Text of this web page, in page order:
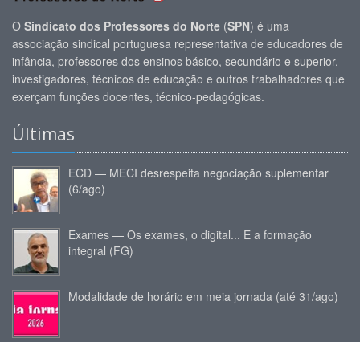
O Sindicato dos Professores do Norte (SPN) é uma
associação sindical portuguesa representativa de educadores de
infância, professores dos ensinos básico, secundário e superior,
investigadores, técnicos de educação e outros trabalhadores que
exerçam funções docentes, técnico-pedagógicas.
Últimas
ECD — MECI desrespeita negociação suplementar
(6/ago)
Exames — Os exames, o digital... E a formação
integral (FG)
Modalidade de horário em meia jornada (até 31/ago)